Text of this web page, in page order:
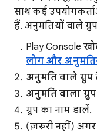
साथ कई
हैं. अनुमतियों वाले
Play Console
लोग और
अनुमति वाले ग्रुप
अनुमति वाला
ग्रुप का नाम डालें.
(ज़रूरी नहीं)